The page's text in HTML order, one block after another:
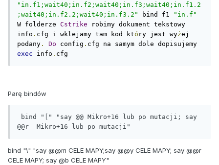
"in.f1;wait40;in.f2;wait40;in.f3;wait40;in.f1.2
;wait40;in.f2.2;wait40;in.f3.2"
bind f1
"in.f"
W folderze Cstrike robimy dokument tekstowy
info . cfg i wklejamy tam kod któ ry jest wyżej
podany . Do config .
exec info . cfg
Parę bindów
@@r  Mikro+16 lub po mutacji"
bind "\" "say @@m CELE MAPY;say @@y CELE MAPY; say @@r
CELE MAPY; say @b CELE MAPY"